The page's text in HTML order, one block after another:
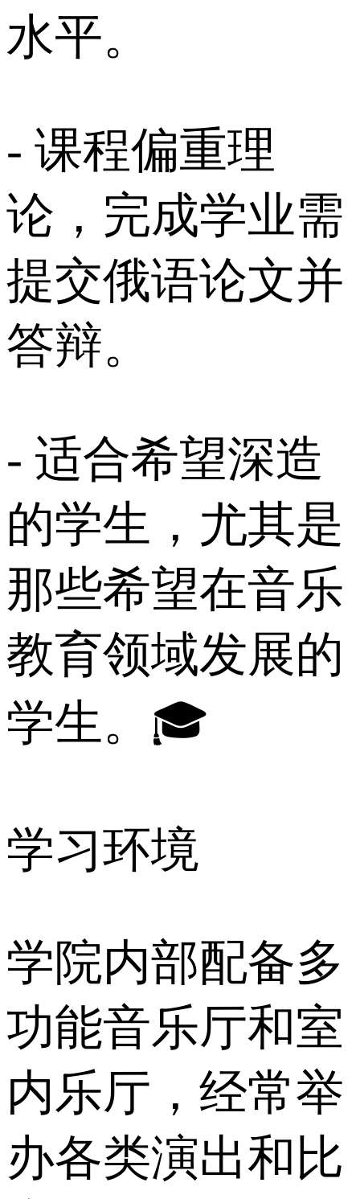
水平。
- 课程偏重理
论，完成学业需
提交俄语论文并
答辩。
- 适合希望深造
的学生，尤其是
那些希望在音乐
教育领域发展的
学生。🎓
学习环境
学院内部配备多
功能音乐厅和室
内乐厅，经常举
办各类演出和比